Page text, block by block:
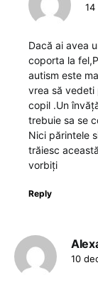
Dacă ai avea
coporta la
autism este
vrea să vedeti
copil .Un
trebuie sa se
Nici părintele
trăiesc
vorbiți
Reply
10